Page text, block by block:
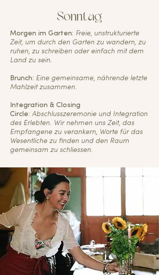
Sonntag
Morgen im Garten: Freie, unstrukturierte
Zeit, um durch den Garten zu wandern, zu
ruhen, zu schreiben oder einfach mit dem
Land zu sein.
Brunch: Eine gemeinsame, nährende letzte
Mahlzeit zusammen.
Integration & Closing
Circle: Abschlusszeremonie und Integration
des Erlebten. Wir nehmen uns Zeit, das
Empfangene zu verankern, Worte für das
Wesentliche zu finden und den Raum
gemeinsam zu schliessen.